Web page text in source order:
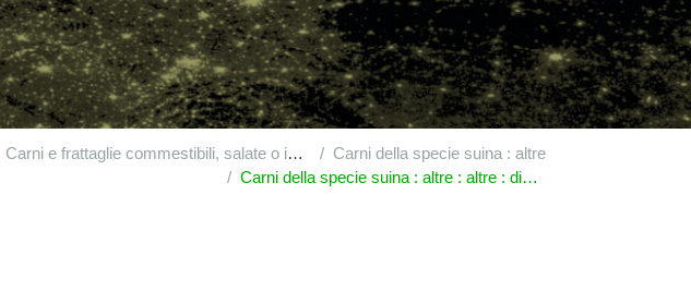
Carni e frattaglie commestibili, salate o in salamoia, secche o affumicate; farine e polveri, commestibili, di carni o di frattaglie
Carni della specie suina : altre
Carni della specie suina : altre : altre : disossate